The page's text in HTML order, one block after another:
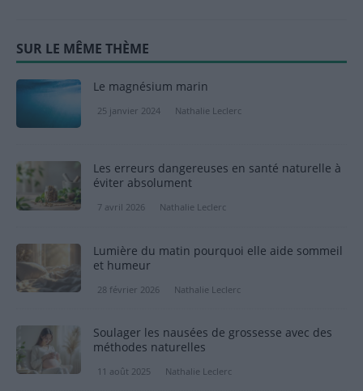
SUR LE MÊME THÈME
Le magnésium marin
25 janvier 2024 Nathalie Leclerc
Les erreurs dangereuses en santé naturelle à
éviter absolument
7 avril 2026 Nathalie Leclerc
Lumière du matin pourquoi elle aide sommeil
et humeur
28 février 2026 Nathalie Leclerc
Soulager les nausées de grossesse avec des
méthodes naturelles
11 août 2025 Nathalie Leclerc